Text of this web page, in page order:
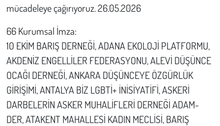
mücadeleye çağırıyoruz. 26.05.2026
66 Kurumsal İmza:
10 EKİM BARIŞ DERNEĞİ, ADANA EKOLOJİ PLATFORMU,
AKDENİZ ENGELLİLER FEDERASYONU, ALEVİ DÜŞÜNCE
OCAĞI DERNEĞİ, ANKARA DÜŞÜNCEYE ÖZGÜRLÜK
GİRİŞİMİ, ANTALYA BİZ LGBTİ+ İNİSİYATİFİ, ASKERİ
DARBELERİN ASKER MUHALİFLERİ DERNEĞİ ADAM-
DER, ATAKENT MAHALLESİ KADIN MECLİSİ, BARIŞ